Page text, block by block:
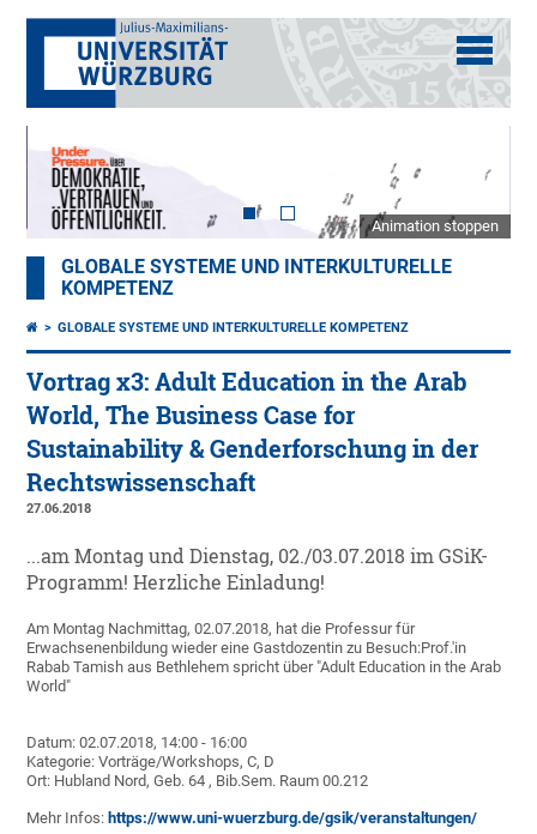
Animation stoppen
GLOBALE SYSTEME UND INTERKULTURELLE
KOMPETENZ
GLOBALE SYSTEME UND INTERKULTURELLE KOMPETENZ
Vortrag x3: Adult Education in the Arab
World, The Business Case for
Sustainability & Genderforschung in der
Rechtswissenschaft
27.06.2018
...am Montag und Dienstag, 02./03.07.2018 im GSiK-
Programm! Herzliche Einladung!
Am Montag Nachmittag, 02.07.2018, hat die Professur für
Erwachsenenbildung wieder eine Gastdozentin zu Besuch:Prof.'in
Rabab Tamish aus Bethlehem spricht über "Adult Education in the Arab
World"
Datum: 02.07.2018, 14:00 - 16:00
Kategorie: Vorträge/Workshops, C, D
Ort: Hubland Nord, Geb. 64 , Bib.Sem. Raum 00.212
Mehr Infos: https://www.uni-wuerzburg.de/gsik/veranstaltungen/